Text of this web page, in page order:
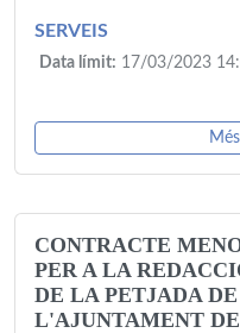
SERVEIS
Data límit: 17/03/2023
CONTRACTE
PER A LA
DE LA PETJADA
L'AJUNTAMENT